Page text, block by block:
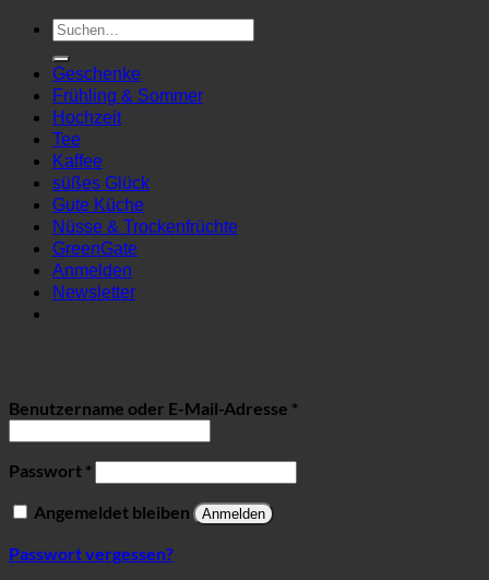
Suchen
nach:
Geschenke
Frühling & Sommer
Hochzeit
Tee
Kaffee
süßes Glück
Gute Küche
Nüsse & Trockenfrüchte
GreenGate
Anmelden
Newsletter
Benutzername oder E-Mail-Adresse *Erforderlich
Passwort *Erforderlich
Angemeldet bleiben Anmelden
Passwort vergessen?